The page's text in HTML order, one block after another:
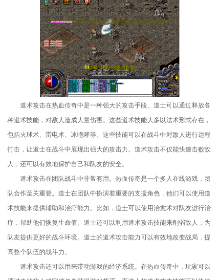
道术攻击在热血传奇中是一种强大的攻击手段。道士可以通过释放各
种道术技能，对敌人造成大量伤害。这些道术技能大多以法术形式存在，
包括火球术、雷电术、冰咆哮等。这些技能可以在战斗中对敌人进行远程
打击，让道士在战斗中展现出强大的攻击力。道术攻击不仅能快速击败敌
人，还可以有效地保护自己和队友的安全。
道术攻击在团队战斗中非常有用。热血传奇是一个多人在线游戏，团
队合作至关重要。道士在团队中扮演着重要的支援角色，他们可以使用道
术技能来提供辅助和治疗能力。比如，道士可以使用治愈术对队友进行治
疗，帮助他们恢复生命值。道士还可以利用道术攻击技能来削弱敌人，为
队友提供更好的战斗环境。道士的道术攻击能力可以有效地改变战局，提
高整个队伍的战斗力。
道术攻击还可以用来带动游戏的经济系统。在热血传奇中，玩家可以